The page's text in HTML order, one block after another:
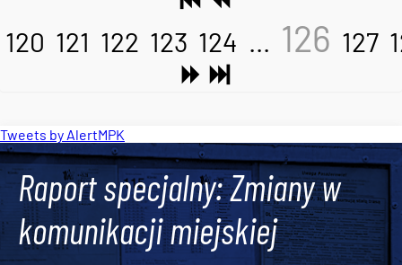
120 121 122 123 124 ... 126 127
Tweets by AlertMPK
Raport specjalny: Zmiany w
komunikacji miejskiej